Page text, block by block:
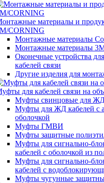
материалы и
CORNING
Монтажные материалы
Монтажные материалы
Оконечные устройства
кабелей связи
Другие изделия для
для кабелей связи на
Муфты свинцовые для ЖД
Муфты для ЖД кабелей с
оболочкой
Муфты ГМВИ
Муфты защитные
Муфты для сигнально-
кабелей с оболочкой из
Муфты для сигнально-
кабелей с
Муфты чугунные